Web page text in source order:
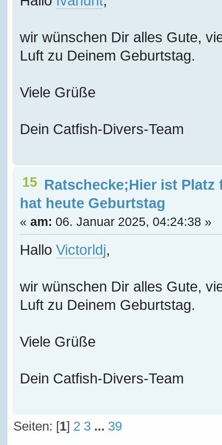
wir wünschen Dir alles Gute,
Luft zu Deinem Geburtstag.
Viele Grüße
Dein Catfish-Divers-Team
15 Ratschecke;Hier ist
hat heute Geburtstag
« am: 06. Januar 2025, 04:24:38 »
Hallo Victorldj,
wir wünschen Dir alles Gute,
Luft zu Deinem Geburtstag.
Viele Grüße
Dein Catfish-Divers-Team
Seiten: [1] 2 3 ... 39